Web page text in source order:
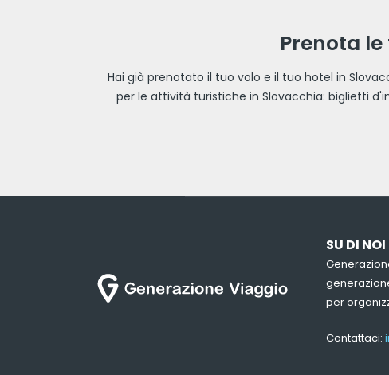
Prenota
Hai già prenotato il tuo volo e il tuo hotel in
per le attività turistiche in Slovacchia: biglietti
SU DI NOI
per
Contattaci: